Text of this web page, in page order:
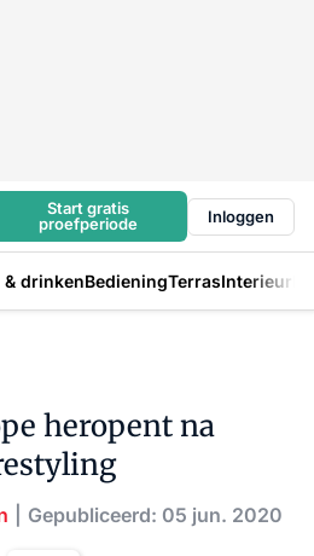
Start gratis
proefperiode
Inloggen
& drinkenBedieningTerrasInterieur
heropent na
Gepubliceerd: 05 jun. 2020